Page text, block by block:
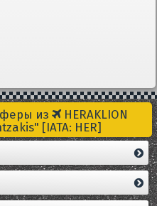
из
HERAKLION
[IATA: HER]